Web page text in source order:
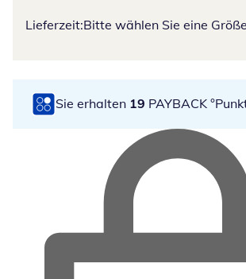
Lieferzeit:Bitte wählen Sie eine Größe
Sie erhalten 19 PAYBACK